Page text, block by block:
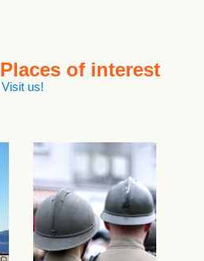
Places of interest
Visit us!